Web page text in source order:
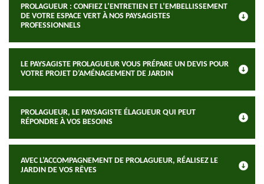
PROLAGUEUR : CONFIEZ L’ENTRETIEN ET L’EMBELLISSEMENT
DE VOTRE ESPACE VERT À NOS PAYSAGISTES
PROFESSIONNELS
LE PAYSAGISTE PROLAGUEUR VOUS PRÉPARE UN DEVIS POUR
VOTRE PROJET D’AMÉNAGEMENT DE JARDIN
PROLAGUEUR, LE PAYSAGISTE ÉLAGUEUR QUI PEUT
RÉPONDRE À VOS BESOINS
AVEC L’ACCOMPAGNEMENT DE PROLAGUEUR, RÉALISEZ LE
JARDIN DE VOS RÊVES